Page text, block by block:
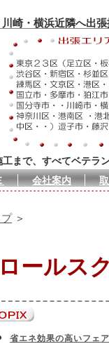
崎・横浜近隣へ出
まで、すべてベテラ
会社案内
プ＞
ロールス
省エネ効果の高いフェ